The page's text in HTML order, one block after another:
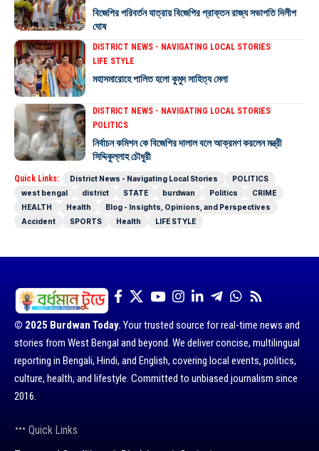
বিজেপির পরিবর্তন যাত্রায় বিজেপির প্রাক্তন রাজ্য সভাপতি দিলীপ
ঘোষ
DISTRICT NEWS - NAVIGATING LOCAL STORIES
LIFE STYLE
মহাসমারোহে পালিত হলো কুমুদ সাহিত্য মেলা
DISTRICT NEWS - NAVIGATING LOCAL STORIES
POLITICS
নির্বাচন কমিশন কে বিজেপির দালাল বলে আক্রমণ করলেন মন্ত্রী
সিদ্দিকুল্লাহ চৌধুরী
Quick Links: District News - Navigating Local Stories
POLITICS
west bengal
district STATE burdwan Politics
CRIME
HEALTH
Health
Blog - Insights, Opinions, and Perspectives
Accident
SPORTS Health LIFE STYLE
© 2025 Burdwan Today. Your trusted source for real-time news and
stories from West Bengal and beyond. We deliver concise, multilingual
reporting in Bengali, Hindi, and English, covering local events, politics,
culture, health, and lifestyle. Committed to unbiased journalism since
2016.
Quick Links